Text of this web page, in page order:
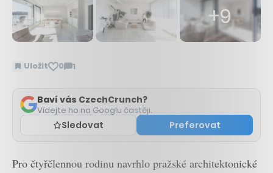
+9
Uložit 0 1
Zobrazit
Baví vás CzechCrunch?
Vídejte ho na Googlu častěji.
Sledovat Preferovat
Pro čtyřčlennou rodinu navrhlo pražské architektonické